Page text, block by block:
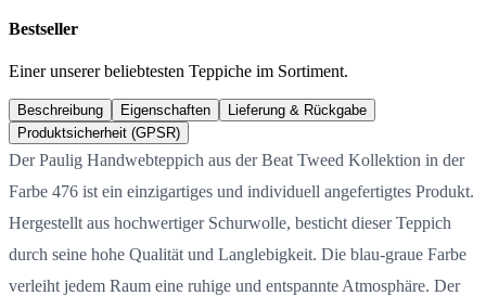
Bestseller
Einer unserer beliebtesten Teppiche im Sortiment.
Beschreibung Eigenschaften
Lieferung & Rückgabe
Produktsicherheit (GPSR)
Der Paulig Handwebteppich aus der Beat Tweed Kollektion in der
Farbe 476 ist ein einzigartiges und individuell angefertigtes Produkt.
Hergestellt aus hochwertiger Schurwolle, besticht dieser Teppich
durch seine hohe Qualität und Langlebigkeit. Die blau-graue Farbe
verleiht jedem Raum eine ruhige und entspannte Atmosphäre. Der